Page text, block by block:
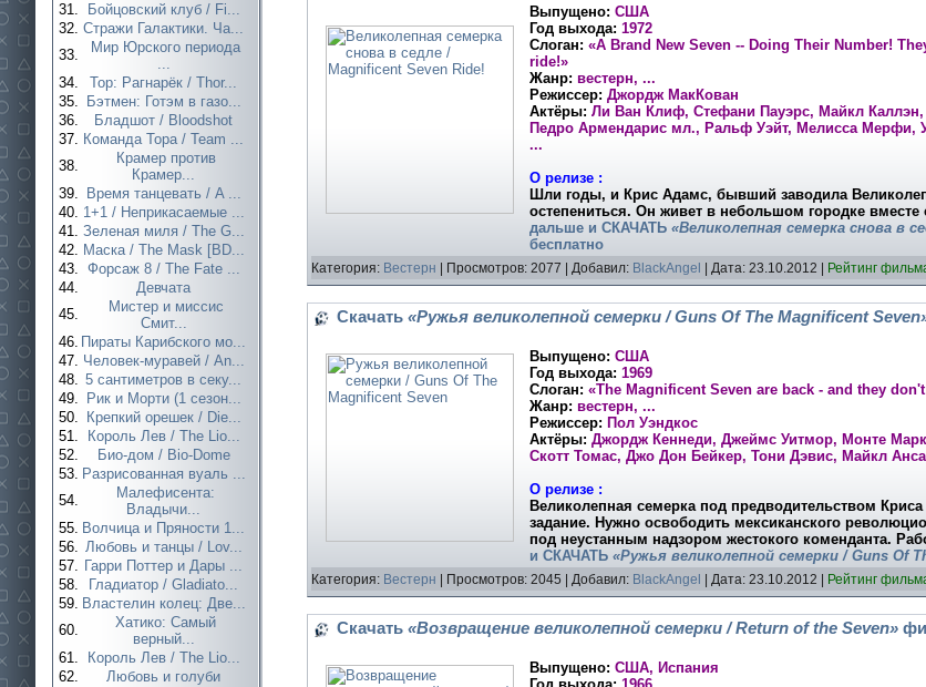
31.
Бойцовский клуб / Fi...
32. Стражи Галактики. Ча...
33.
Мир Юрского периода
...
34.
Тор: Рагнарёк / Thor...
35.
Бэтмен: Готэм в газо...
36.
Бладшот / Bloodshot
37. Команда Тора / Team ...
38.
Крамер против
Крамер...
39.
Время танцевать / A ...
40. 1+1 / Неприкасаемые ...
41. Зеленая миля / The G...
42. Маска / The Mask [BD...
43. Форсаж 8 / The Fate ...
44.
Девчата
45.
Мистер и миссис
Смит...
46. Пираты Карибского мо...
47. Человек-муравей / An...
48. 5 сантиметров в секу...
49.
Рик и Морти (1 сезон...
50.
Крепкий орешек / Die...
51.
Король Лев / The Lio...
52.
Био-дом / Bio-Dome
53. Разрисованная вуаль ...
54.
Малефисента:
Владычи...
55. Волчица и Пряности 1...
56. Любовь и танцы / Lov...
57. Гарри Поттер и Дары ...
58.
Гладиатор / Gladiato...
59. Властелин колец: Две...
60.
Хатико: Самый
верный...
61.
Король Лев / The Lio...
62.
Любовь и голуби
Выпущено: США
Год выхода: 1972
Слоган: «A Brand New Seven -- Doing Their Number!
ride!»
Жанр: вестерн, ...
Режиссер: Джордж МакКован
Актёры: Ли Ван Клиф, Стефани Пауэрс, Майкл
Педро Армендарис мл., Ральф Уэйт, Мелисса Мерфи,
...
О релизе :
Шли годы, и Крис Адамс, бывший заводила
остепениться. Он живет в небольшом городке
дальше и СКАЧАТЬ «Великолепная семерка снова в
бесплатно
Категория: Вестерн | Просмотров: 2077 | Добавил: BlackAngel | Дата: 23.10.2012 Рейтинг
Скачать «Ружья великолепной семерки / Guns Of The Magnificent
Выпущено: США
Год выхода: 1969
Слоган: «The Magnificent Seven are back - and they
Жанр: вестерн, ...
Режиссер: Пол Уэндкос
Актёры: Джордж Кеннеди, Джеймс Уитмор, Монте
Скотт Томас, Джо Дон Бейкер, Тони Дэвис, Майкл
О релизе :
Великолепная семерка под предводительством
задание. Нужно освободить мексиканского
под неустанным надзором жестокого коменданта.
и СКАЧАТЬ «Ружья великолепной семерки / Guns Of
Категория: Вестерн | Просмотров: 2045 | Добавил: BlackAngel | Дата: 23.10.2012 Рейтинг
Скачать «Возвращение великолепной семерки / Return of the Seven»
Выпущено: США, Испания